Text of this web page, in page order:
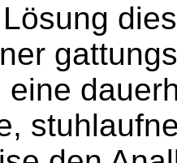
eine